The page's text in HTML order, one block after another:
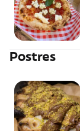
Postres